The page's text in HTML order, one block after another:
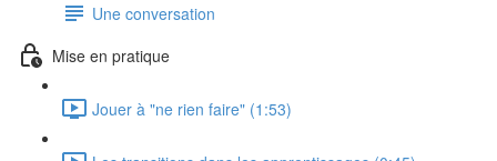
Une conversation
Mise en pratique
Jouer à "ne rien faire" (1:53)